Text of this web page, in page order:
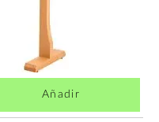
Añadir